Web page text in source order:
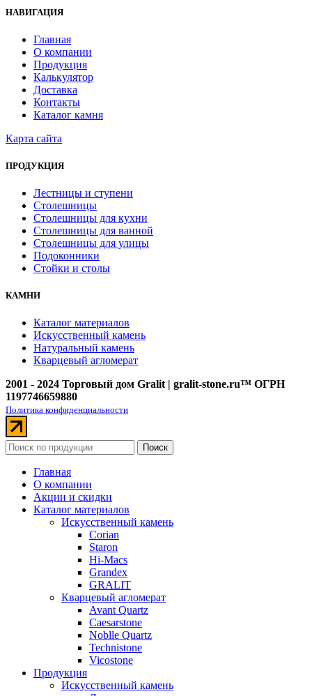
НАВИГАЦИЯ
Главная
О компании
Продукция
Калькулятор
Доставка
Контакты
Каталог камня
Карта сайта
ПРОДУКЦИЯ
Лестницы и ступени
Столешницы
Столешницы для кухни
Столешницы для ванной
Столешницы для улицы
Подоконники
Стойки и столы
КАМНИ
Каталог материалов
Искусственный камень
Натуральный камень
Кварцевый агломерат
2001 - 2024 Торговый дом Gralit | gralit-stone.ru™ ОГРН
1197746659880
Политика конфиденциальности
Поиск
Главная
О компании
Акции и скидки
Каталог материалов
Искусственный камень
Corian
Staron
Hi-Macs
Grandex
GRALIT
Кварцевый агломерат
Avant Quartz
Caesarstone
Noblle Quartz
Technistone
Vicostone
Продукция
Искусственный камень